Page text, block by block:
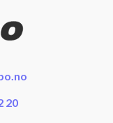
20